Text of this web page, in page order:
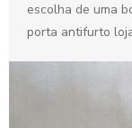
escolha de uma
porta antifurto